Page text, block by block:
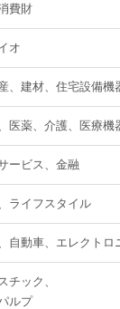
費財
オ
、建材、住宅設備機
医薬、介護、医療機
ービス、金融
ライフスタイル
自動車、エレクトロ
チック、
ルプ